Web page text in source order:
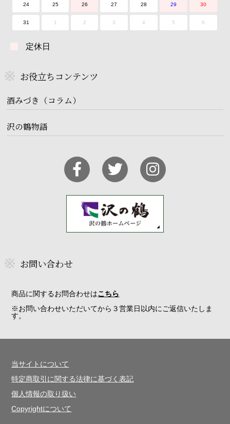
24 25 26 27 28 29 30
31 1 2 3 4 5 6
定休日
お役立ちコンテンツ
酒みづき（コラム）
沢の鶴物語
お問い合わせ
商品に関するお問合わせはこちら
※お問い合わせいただいてから３営業日以内にご返信いたしま
す。
当サイトについて
特定商取引に関する法律に基づく表記
個人情報の取り扱い
Copyrightについて